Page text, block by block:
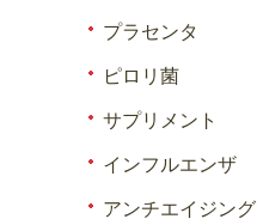
プラセンタ
ピロリ菌
サプリメント
インフルエンザ
アンチエイジング